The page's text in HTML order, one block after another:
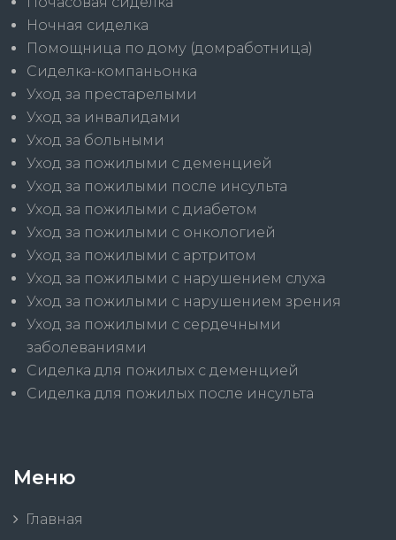
Ночная сиделка
Помощница по дому (домработница)
Сиделка-компаньонка
Уход за престарелыми
Уход за инвалидами
Уход за больными
Уход за пожилыми с деменцией
Уход за пожилыми после инсульта
Уход за пожилыми с диабетом
Уход за пожилыми с онкологией
Уход за пожилыми с артритом
Уход за пожилыми с нарушением слуха
Уход за пожилыми с нарушением зрения
Уход за пожилыми с сердечными
заболеваниями
Сиделка для пожилых с деменцией
Сиделка для пожилых после инсульта
Меню
Главная